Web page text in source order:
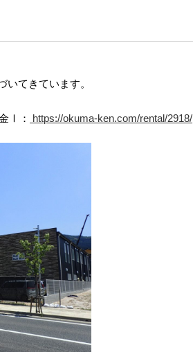
いてきています。
Ⅰ： https://okuma-ken.com/rental/2918/